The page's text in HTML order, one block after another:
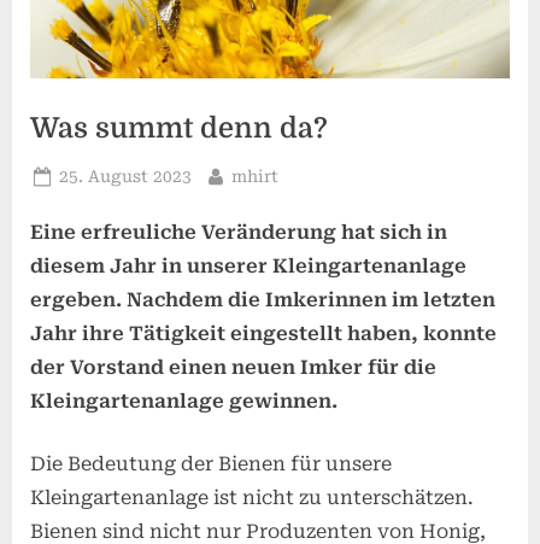
Was summt denn da?
Posted
25. August 2023 By
mhirt
Eine erfreuliche Veränderung hat sich in
diesem Jahr in unserer Kleingartenanlage
ergeben. Nachdem die Imkerinnen im letzten
Jahr ihre Tätigkeit eingestellt haben, konnte
der Vorstand einen neuen Imker für die
Kleingartenanlage gewinnen.
Die Bedeutung der Bienen für unsere
Kleingartenanlage ist nicht zu unterschätzen.
Bienen sind nicht nur Produzenten von Honig,